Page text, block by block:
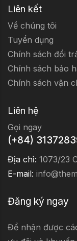
Liên kết
Về chúng tôi
Tuyển dụng
Chính sách đổi
Chính sách bảo
Chính sách vận
Liên hệ
Gọi ngay
(+84)
Địa chỉ: 1073/23
E-mail:
Đăng ký ngay
Để nhận được